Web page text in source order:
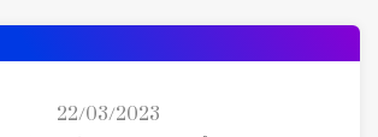
22/03/2023